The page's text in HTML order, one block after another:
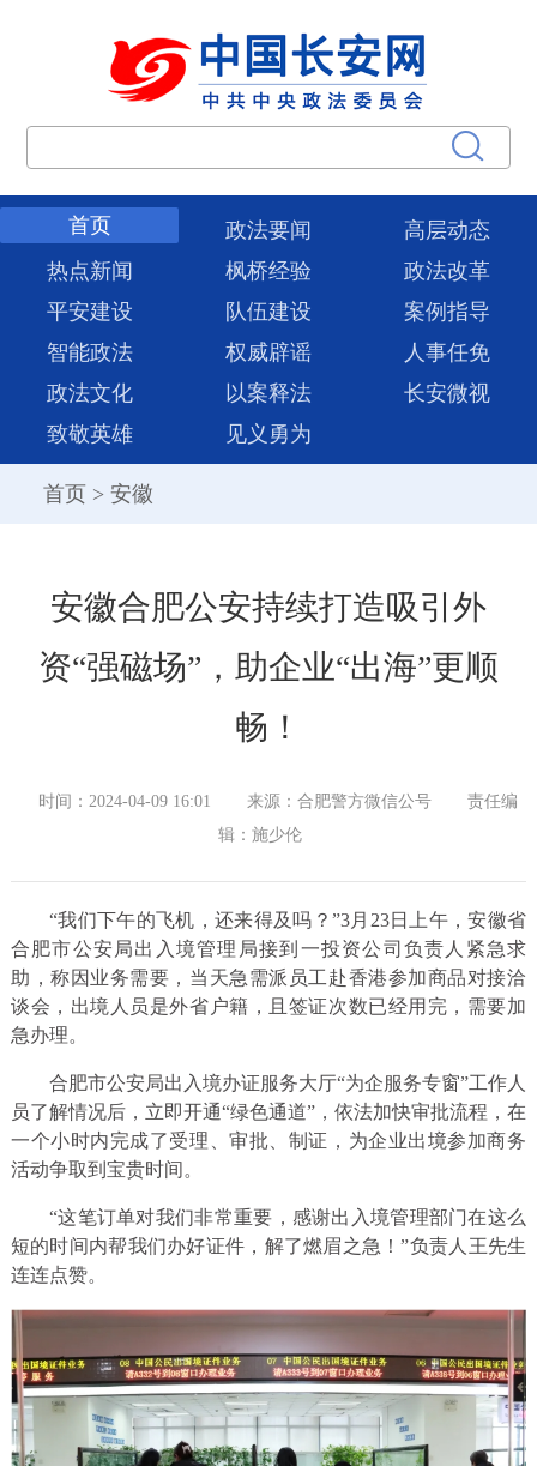
首页 政法要闻
高层动态
热点新闻
枫桥经验
政法改革
平安建设
队伍建设
案例指导
智能政法
权威辟谣
人事任免
政法文化
以案释法
长安微视
致敬英雄
见义勇为
首页 > 安徽
安徽合肥公安持续打造吸引外
资“强磁场”，助企业“出海”更顺
畅！
时间：2024-04-09 16:01 来源：合肥警方微信公号
责任编
辑：施少伦
“我们下午的飞机，还来得及吗？”3月23日上午，安徽省
合肥市公安局出入境管理局接到一投资公司负责人紧急求
助，称因业务需要，当天急需派员工赴香港参加商品对接洽
谈会，出境人员是外省户籍，且签证次数已经用完，需要加
急办理。
合肥市公安局出入境办证服务大厅“为企服务专窗”工作人
员了解情况后，立即开通“绿色通道”，依法加快审批流程，在
一个小时内完成了受理、审批、制证，为企业出境参加商务
活动争取到宝贵时间。
“这笔订单对我们非常重要，感谢出入境管理部门在这么
短的时间内帮我们办好证件，解了燃眉之急！”负责人王先生
连连点赞。